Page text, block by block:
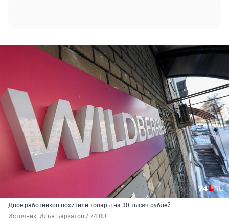
Двое работников похитили товары на 30 тысяч рублей
Источник: Илья Бархатов / 74.RU